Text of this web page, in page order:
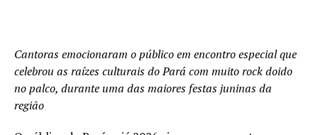
Cantoras emocionaram o público em encontro especial que
celebrou as raízes culturais do Pará com muito rock doido
no palco, durante uma das maiores festas juninas da
região